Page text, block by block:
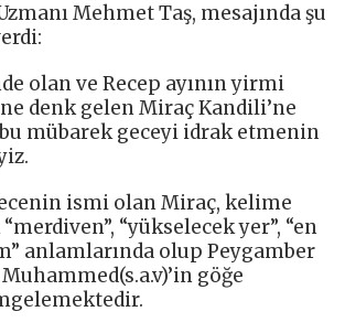
Mehmet Taş, mesajında şu
olan ve Recep ayının yirmi
denk gelen Miraç Kandili’ne
mübarek geceyi idrak etmenin
ismi olan Miraç, kelime
“yükselecek yer”, “en
anlamlarında olup Peygamber
göğe